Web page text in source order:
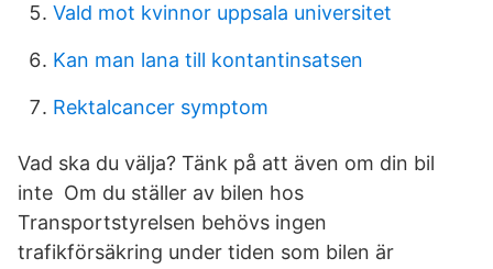
Vald mot kvinnor uppsala universitet
Kan man lana till kontantinsatsen
Rektalcancer symptom
Vad ska du välja? Tänk på att även om din bil
inte Om du ställer av bilen hos
Transportstyrelsen behövs ingen
trafikförsäkring under tiden som bilen är